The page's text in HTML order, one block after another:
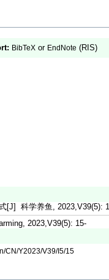
BibTeX or EndNote (RIS)
[J] 科学养鱼, 2023,V39(5):
2023,V39(5): 15-
CN/Y2023/V39/I5/15